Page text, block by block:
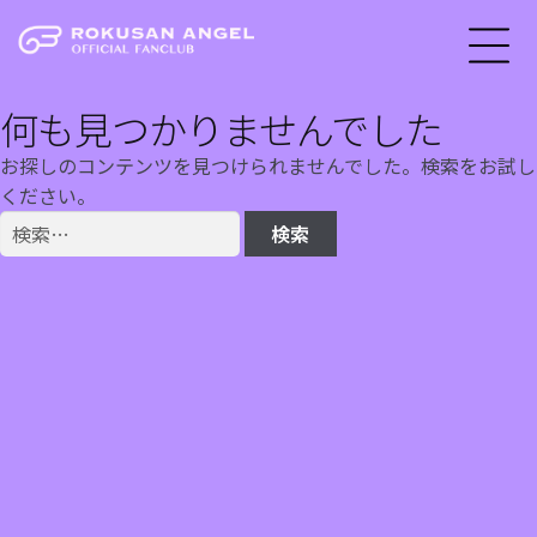
何も見つかりませんでした
お探しのコンテンツを見つけられませんでした。検索をお試し
ください。
検
索: